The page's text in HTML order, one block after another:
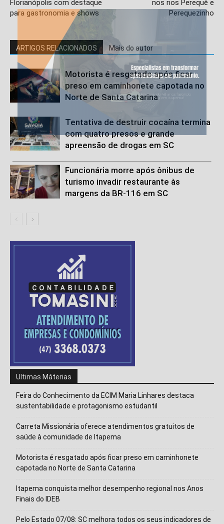
Florianópolis com destaque
para gastronomia e shows
nos rios Perequê e
Perequezinho
ARTIGOS RELACIONADOS Mais do autor
Motorista é resgatado após ficar
preso em caminhonete capotada no
Norte de Santa Catarina
Tentativa de destruir cocaína termina
com quatro presos e grande
apreensão de drogas em SC
Funcionária morre após ônibus de
turismo invadir restaurante às
margens da BR-116 em SC
Ultimas Máterias
Feira do Conhecimento da ECIM Maria Linhares destaca
sustentabilidade e protagonismo estudantil
Carreta Missionária oferece atendimentos gratuitos de
saúde à comunidade de Itapema
Motorista é resgatado após ficar preso em caminhonete
capotada no Norte de Santa Catarina
Itapema conquista melhor desempenho regional nos Anos
Finais do IDEB
Pelo Estado 07/08: SC melhora todos os seus indicadores de
Isso vai fechar em